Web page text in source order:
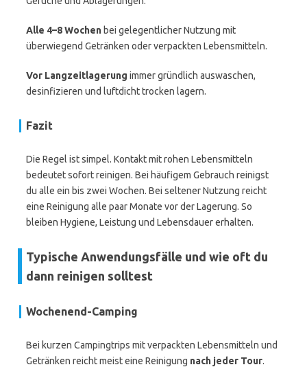
Alle 4–8 Wochen bei gelegentlicher Nutzung mit
überwiegend Getränken oder verpackten Lebensmitteln.
Vor Langzeitlagerung immer gründlich auswaschen,
desinfizieren und luftdicht trocken lagern.
Fazit
Die Regel ist simpel. Kontakt mit rohen Lebensmitteln
bedeutet sofort reinigen. Bei häufigem Gebrauch reinigst
du alle ein bis zwei Wochen. Bei seltener Nutzung reicht
eine Reinigung alle paar Monate vor der Lagerung. So
bleiben Hygiene, Leistung und Lebensdauer erhalten.
Typische Anwendungsfälle und wie oft du
dann reinigen solltest
Wochenend-Camping
Bei kurzen Campingtrips mit verpackten Lebensmitteln und
Getränken reicht meist eine Reinigung nach jeder Tour.